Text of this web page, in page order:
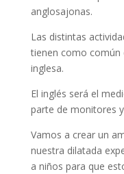
anglosajonas.
Las distintas
tienen como común
inglesa.
El inglés será el
parte de monitores
Vamos a crear un
nuestra dilatada
a niños para que